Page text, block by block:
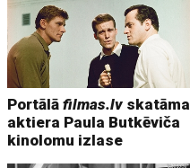
Portālāfilmas.lv skatāma
aktiera Paula Butkēviča
kinolomu izlase